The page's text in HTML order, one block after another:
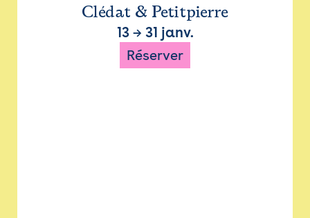
Clédat & Petitpierre
13→ 31 janv.
Réserver